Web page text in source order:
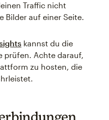
Traffic nicht
Bilder auf einer Seite.
kannst du die
prüfen. Achte darauf,
zu hosten, die